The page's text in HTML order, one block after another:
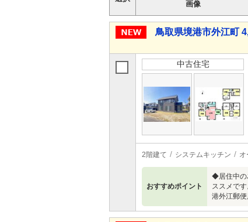
画像
鳥取県境港市外江町
中古住宅
2階建て システムキッチン オ
おすすめポイント
◆居住中の
ススメで
港外江郵